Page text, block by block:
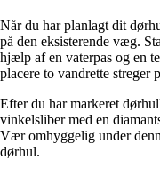
Når du har planlagt dit
på den eksisterende væg.
hjælp af en vaterpas og en
placere to vandrette streger
Efter du har markeret
vinkelsliber med en
Vær omhyggelig under
dørhul.